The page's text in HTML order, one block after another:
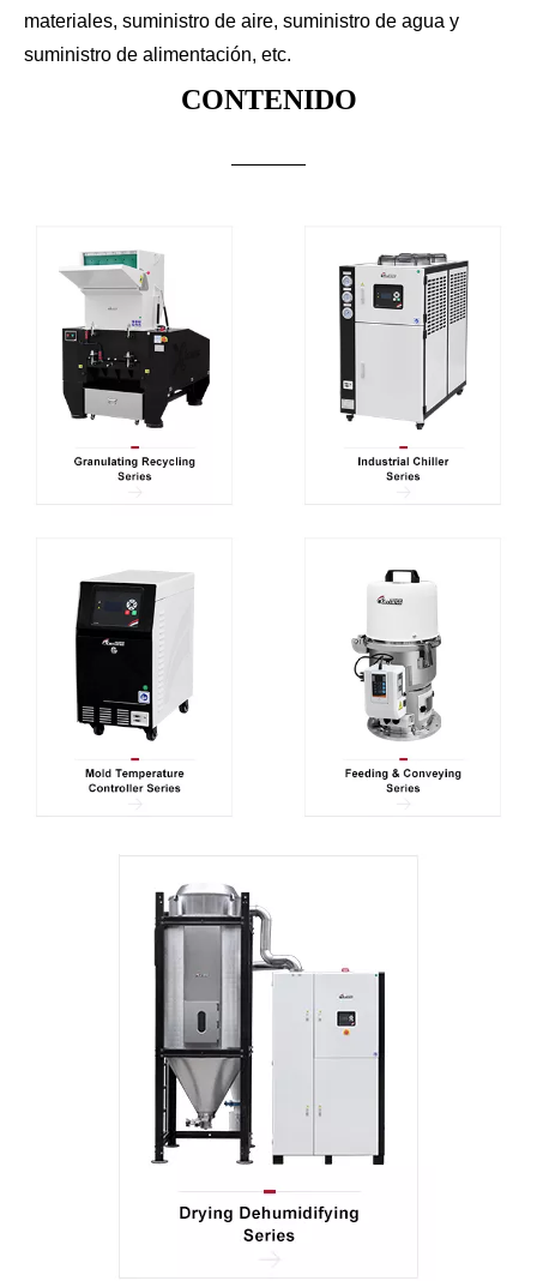
materiales, suministro de aire, suministro de agua y
suministro de alimentación, etc.
CONTENIDO